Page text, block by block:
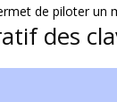
de piloter un
des